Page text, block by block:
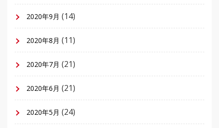
2020年9月 (14)
2020年8月 (11)
2020年7月 (21)
2020年6月 (21)
2020年5月 (24)